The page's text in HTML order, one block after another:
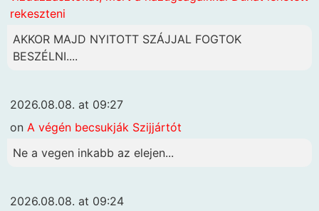
rekeszteni
AKKOR MAJD NYITOTT SZÁJJAL FOGTOK
BESZÉLNI....
2026.08.08. at 09:27
on A végén becsukják Szijjártót
Ne a vegen inkabb az elejen...
2026.08.08. at 09:24